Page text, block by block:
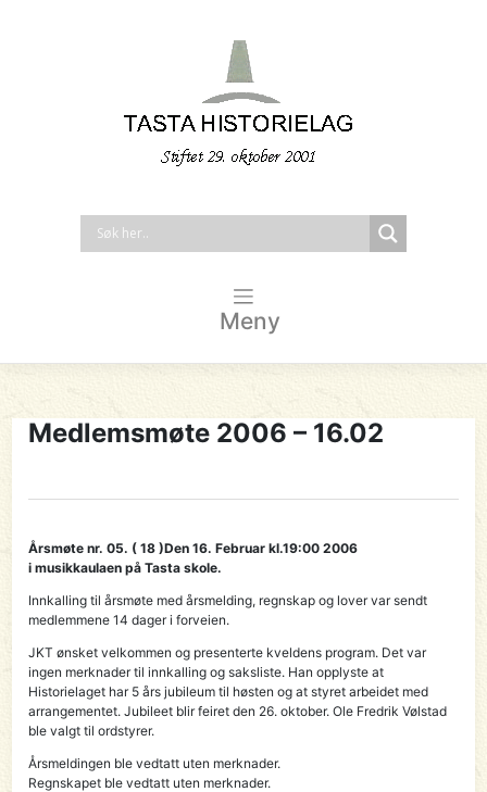
Meny
Medlemsmøte 2006 – 16.02
Årsmøte nr. 05. ( 18 )Den 16. Februar kl.19:00 2006
i musikkaulaen på Tasta skole.
Innkalling til årsmøte med årsmelding, regnskap og lover var sendt
medlemmene 14 dager i forveien.
JKT ønsket velkommen og presenterte kveldens program. Det var
ingen merknader til innkalling og saksliste. Han opplyste at
Historielaget har 5 års jubileum til høsten og at styret arbeidet med
arrangementet. Jubileet blir feiret den 26. oktober. Ole Fredrik Vølstad
ble valgt til ordstyrer.
Årsmeldingen ble vedtatt uten merknader.
Regnskapet ble vedtatt uten merknader.